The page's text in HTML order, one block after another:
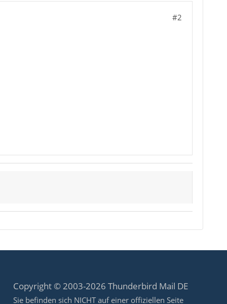
#2
Copyright © 2003-2026 Thunderbird Mail DE
Sie befinden sich NICHT auf einer offiziellen Seite